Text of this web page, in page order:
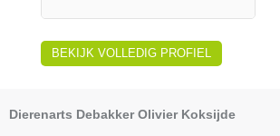
BEKIJK VOLLEDIG PROFIEL
Dierenarts Debakker Olivier Koksijde